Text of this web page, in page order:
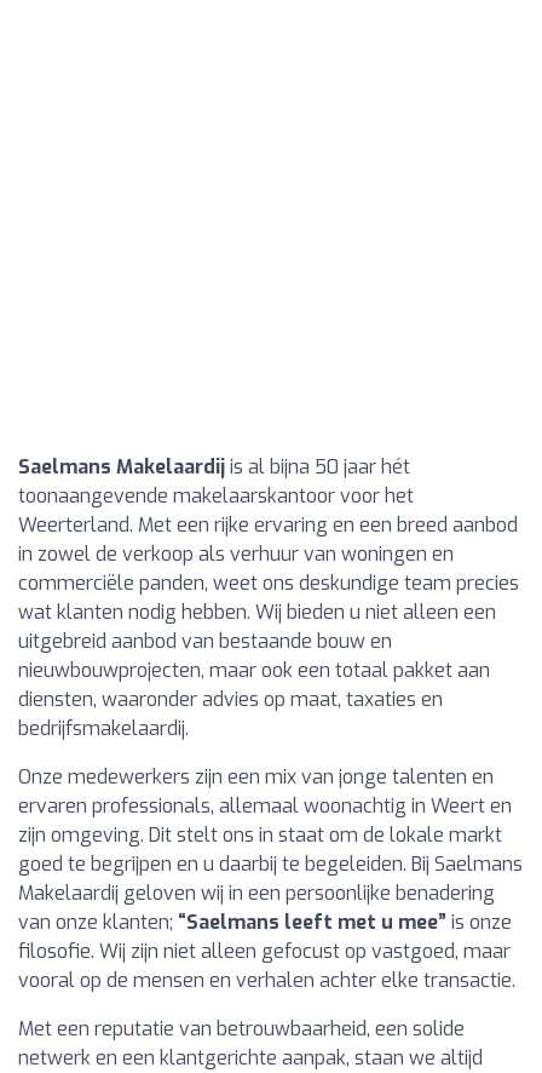
Saelmans Makelaardijis al bijna 50 jaar hét
toonaangevende makelaarskantoor voor het
Weerterland. Met een rijke ervaring en een breed aanbod
in zowel de verkoop als verhuur van woningen en
commerciële panden, weet ons deskundige team precies
wat klanten nodig hebben. Wij bieden u niet alleen een
uitgebreid aanbod van bestaande bouw en
nieuwbouwprojecten, maar ook een totaal pakket aan
diensten, waaronder advies op maat, taxaties en
bedrijfsmakelaardij.
Onze medewerkers zijn een mix van jonge talenten en
ervaren professionals, allemaal woonachtig in Weert en
zijn omgeving. Dit stelt ons in staat om de lokale markt
goed te begrijpen en u daarbij te begeleiden. Bij Saelmans
Makelaardij geloven wij in een persoonlijke benadering
van onze klanten; “Saelmans leeft met u mee” is onze
filosofie. Wij zijn niet alleen gefocust op vastgoed, maar
vooral op de mensen en verhalen achter elke transactie.
Met een reputatie van betrouwbaarheid, een solide
netwerk en een klantgerichte aanpak, staan we altijd